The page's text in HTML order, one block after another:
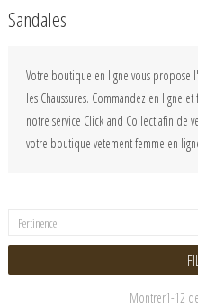
Sandales
Votre boutique en ligne vous propose
les Chaussures. Commandez en ligne
notre service Click and Collect afin de
votre boutique vetement femme en
Pertinence
Montrer1-12